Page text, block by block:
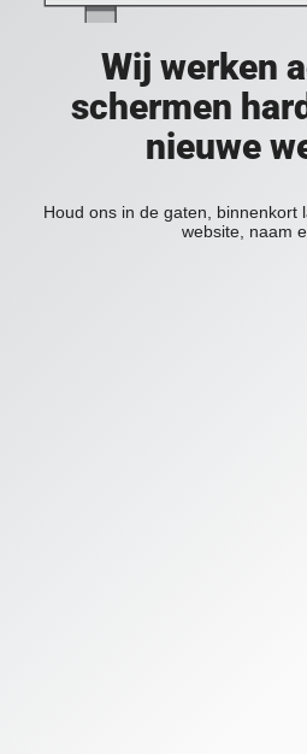
Wij werken
schermen
nieuwe
Houd ons in de gaten, binnenkort
website, naam